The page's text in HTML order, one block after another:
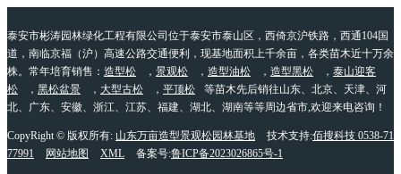
泰安市彬涛园林绿化工程有限公司位于泰安市泰山区，西倚京沪铁路，西通104国
道，南临京福（沪）高速公路交通便利，现基地面积上千余亩，各类苗木近十万余
株。常年培育销售： 造型松 ， 景观松 ， 造型油松 ， 造型黑松 ， 泰山迎客
松
， 黑松盆景 ， 大型古松 ， 平顶松
等苗木先后销往山东、北京、天津、河
北、广东、安徽、浙江、江苏、福建、湖北、湖南等等周边省市,欢迎来电咨询！
CopyRight © 版权所有: 山东万亩造型景观松园林基地 技术支持:佰搜科技 0538-71
77991
网站地图 XML 备案号:鲁ICP备2023026865号-1